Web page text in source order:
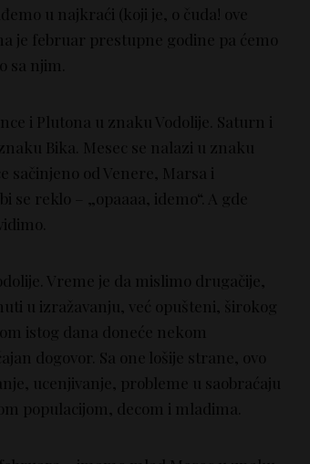
u najkraći (koji je, o čuda! ove
je februar prestupne godine pa ćemo
sa njim.
i Plutona u znaku Vodolije. Saturn i
Bika. Mesec se nalazi u znaku
sačinjeno od Venere, Marsa i
reklo – „opaaaa, idemo“. A gde
Vreme je da mislimo drugačije,
u izražavanju, već opušteni, širokog
istog dana doneće nekom
dogovor. Sa one lošije strane, ovo
ucenjivanje, probleme u saobraćaju
populacijom, decom i mladima.